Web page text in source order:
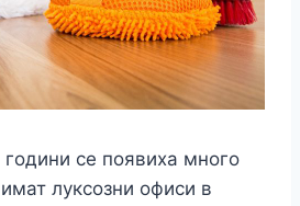
се появиха много
луксозни офиси в